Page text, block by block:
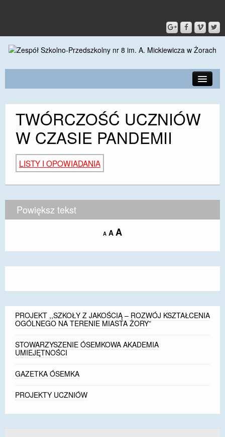
O SZKOLE
KONTAKT
DLA RODZICÓW I UCZNIÓW
GALERIA
SPORT
STANDARDY OCHRONY MAŁOLETNICH
PROJEKT ,,SZKOŁY Z JAKOŚCIĄ – ROZWÓJ
KSZTAŁCENIA OGÓLNEGO NA TERENIE MIASTA
ŻORY”
REKRUTACJA 2026/2027
mLegitymacja
TWÓRCZOŚĆ UCZNIÓW
W CZASIE PANDEMII
LISTY I OPOWIADANIA
Powiększ tekst
A Decrease
size.
A Reset
size.
AIncrease
size.
PROJEKT ,,SZKOŁY Z JAKOŚCIĄ – ROZWÓJ KSZTAŁCENIA
OGÓLNEGO NA TERENIE MIASTA ŻORY”
STOWARZYSZENIE ÓSEMKOWA AKADEMIA
UMIEJĘTNOŚCI
GAZETKA ÓSEMKA
PROJEKTY UCZNIÓW